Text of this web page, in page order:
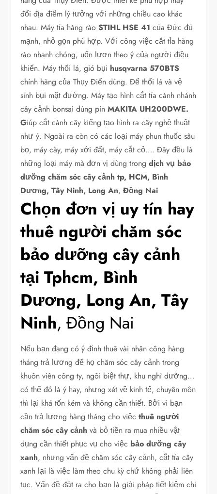
đổi địa điểm lý tưởng với những chiều cao khác
nhau. Máy tỉa hàng ràoSTIHL HSE 41 của Đức đủ
mạnh, nhỏ gọn phù hợp. Với công việc cắt tỉa hàng
rào nhanh chóng, uốn lượn theo ý của người điều
khiển. Máy thổi lá, gió bụi husqvarna 570BTS
chính hãng của Thụy Điển dùng. Để thổi lá và vệ
sinh bụi mặt đường. Máy tạo hình cắt tỉa cành nhánh
cây cảnh bonsai dùng pinMAKITA UH200DWE.
Giúp cắt cành cây kiểng tạo hình ra cây nghệ thuật
như ý. Ngoài ra còn có các loại máy phun thuốc sâu
bọ, máy cày, máy xới đất, máy cắt cỏ…. Đây đều là
những loại máy mà đơn vị dùng trongdịch vụ bảo
dưỡng chăm sóc cây cảnh tp, HCM, Bình
Dương, Tây Ninh, Long An,Đồng Nai
Chọn đơn vị uy tín hay
thuê người chăm sóc
bảo dưỡng cây cảnh
tại Tphcm, Bình
Dương, Long An, Tây
Ninh, Đồng Nai
Nếu bạn đang có ý định thuê vài nhân công hàng
tháng trả lương để họ chăm sóc cây cảnh trong
khuôn viên công ty, ngôi biệt thự, khu nghĩ dưỡng…
có thể đó là ý hay, nhưng xét về kinh tế, chuyên môn
thì lại khá tốn kém và không cần thiết. Bởi vì bạn
cần trả lương hàng tháng cho việcthuê người
chăm sóc cây cảnhvà bỏ tiền ra mua nhiều vật
dụng cần thiết phục vụ cho việc bảo dưỡng cây
xanh, nhưng vấn đề chăm sóc cây cảnh, cắt tỉa cây
xanh lại là việc làm theo chu kỳ chứ không phải liên
tục. Vấn đề đặt ra cho bạn là giải pháp tiết kiệm chi